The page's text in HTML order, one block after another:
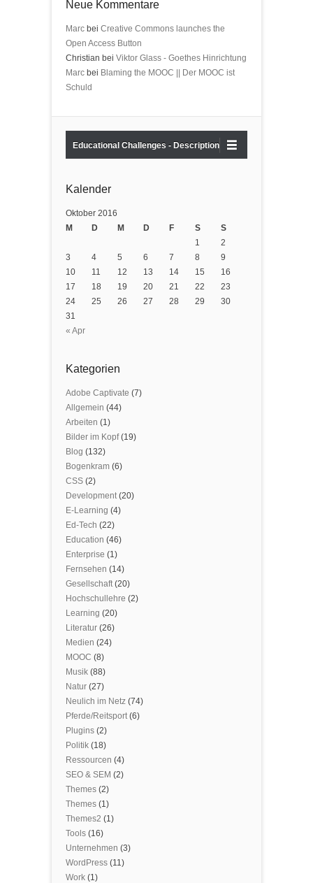
Neue Kommentare
Marc bei Creative Commons launches the
Open Access Button
Christian bei Viktor Glass - Goethes Hinrichtung
Marc bei Blaming the MOOC || Der MOOC ist
Schuld
Educational Challenges - Description
Kalender
Oktober 2016
M
D M D F S S
« Apr
1
2
3
4 5 6 7 8
9
10
11 12 13 14 15
16
17
18 19 20 21 22
23
24
25 26 27 28 29
30
31
Kategorien
Adobe Captivate (7)
Allgemein (44)
Arbeiten (1)
Bilder im Kopf(19)
Blog (132)
Bogenkram (6)
CSS (2)
Development(20)
E-Learning (4)
Ed-Tech (22)
Education (46)
Enterprise (1)
Fernsehen (14)
Gesellschaft(20)
Hochschullehre (2)
Learning (20)
Literatur (26)
Medien (24)
MOOC (8)
Musik (88)
Natur (27)
Neulich im Netz (74)
Pferde/Reitsport(6)
Plugins (2)
Politik (18)
Ressourcen (4)
SEO & SEM (2)
Themes (2)
Themes (1)
Themes2 (1)
Tools (16)
Unternehmen (3)
WordPress (11)
Work (1)